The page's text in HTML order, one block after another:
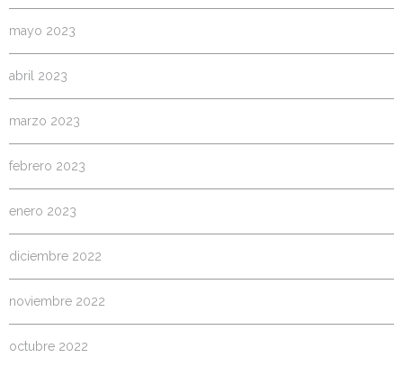
mayo 2023
abril 2023
marzo 2023
febrero 2023
enero 2023
diciembre 2022
noviembre 2022
octubre 2022